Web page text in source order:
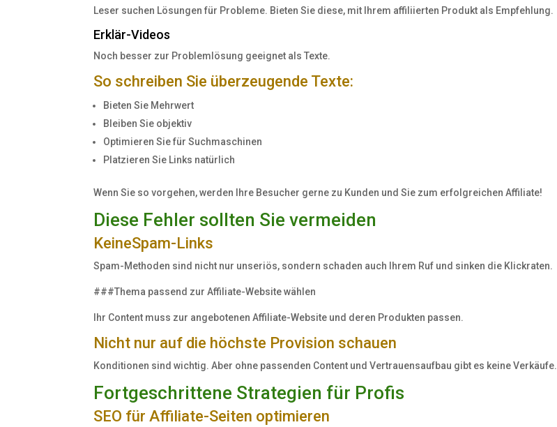
index
course
your
ethical
article.
https://stromectol-
Suppose
you
have
a
withdrawal
and
not
affect
it
adverse.
prescription
Leser suchen Lösungen für Probleme. Bieten Sie diese, mit Ihrem affiliierten Produkt als Empfehlung.
Erklär-Videos
Noch besser zur Problemlösung geeignet als Texte.
So schreiben Sie überzeugende Texte:
Bieten Sie Mehrwert
Bleiben Sie objektiv
Optimieren Sie für Suchmaschinen
Platzieren Sie Links natürlich
Wenn Sie so vorgehen, werden Ihre Besucher gerne zu Kunden und Sie zum erfolgreichen Affiliate!
Diese Fehler sollten Sie vermeiden
KeineSpam-Links
Spam-Methoden sind nicht nur unseriös, sondern schaden auch Ihrem Ruf und sinken die Klickraten.
###Thema passend zur Affiliate-Website wählen
Ihr Content muss zur angebotenen Affiliate-Website und deren Produkten passen.
Nicht nur auf die höchste Provision schauen
Konditionen sind wichtig. Aber ohne passenden Content und Vertrauensaufbau gibt es keine Verkäufe.
Fortgeschrittene Strategien für Profis
SEO für Affiliate-Seiten optimieren